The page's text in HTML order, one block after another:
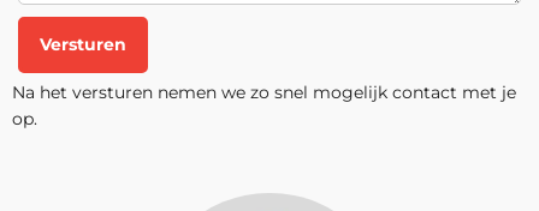
Versturen
Na het versturen nemen we zo snel mogelijk contact met je
op.